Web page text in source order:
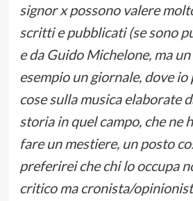
signor x possono valere
scritti e pubblicati (se sono
e da Guido Michelone, ma
esempio un giornale, dove io
cose sulla musica elaborate
storia in quel campo, che ne
fare un mestiere, un posto
preferirei che chi lo occupa
critico ma cronista/